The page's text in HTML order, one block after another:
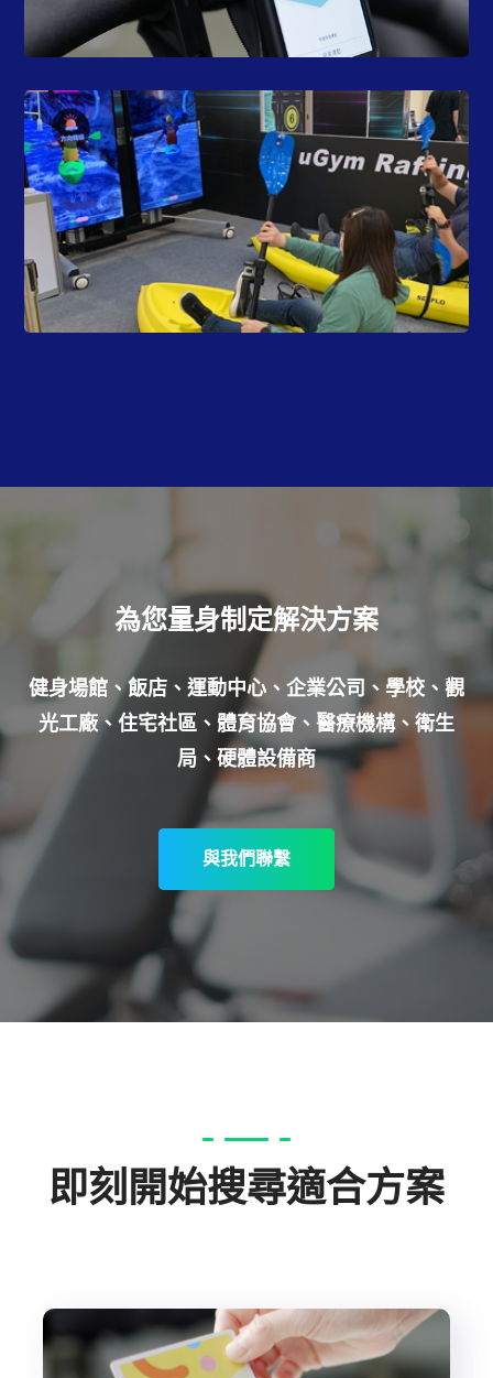
線上連線同步競賽與訓練
可舉辦各種室內競賽，並隨時記錄、顯示運動數
據，體驗和朋友一起競賽、運動的樂趣
為您量身制定解決方案
健身場館、飯店、運動中心、企業公司、學校、觀
光工廠、住宅社區、體育協會、醫療機構、衛生
局、硬體設備商
與我們聯繫
即刻開始搜尋適合方案